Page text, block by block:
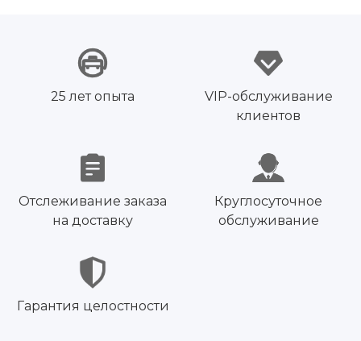
25 лет опыта
VIP-обслуживание
клиентов
Отслеживание заказа
на доставку
Круглосуточное
обслуживание
Гарантия целостности